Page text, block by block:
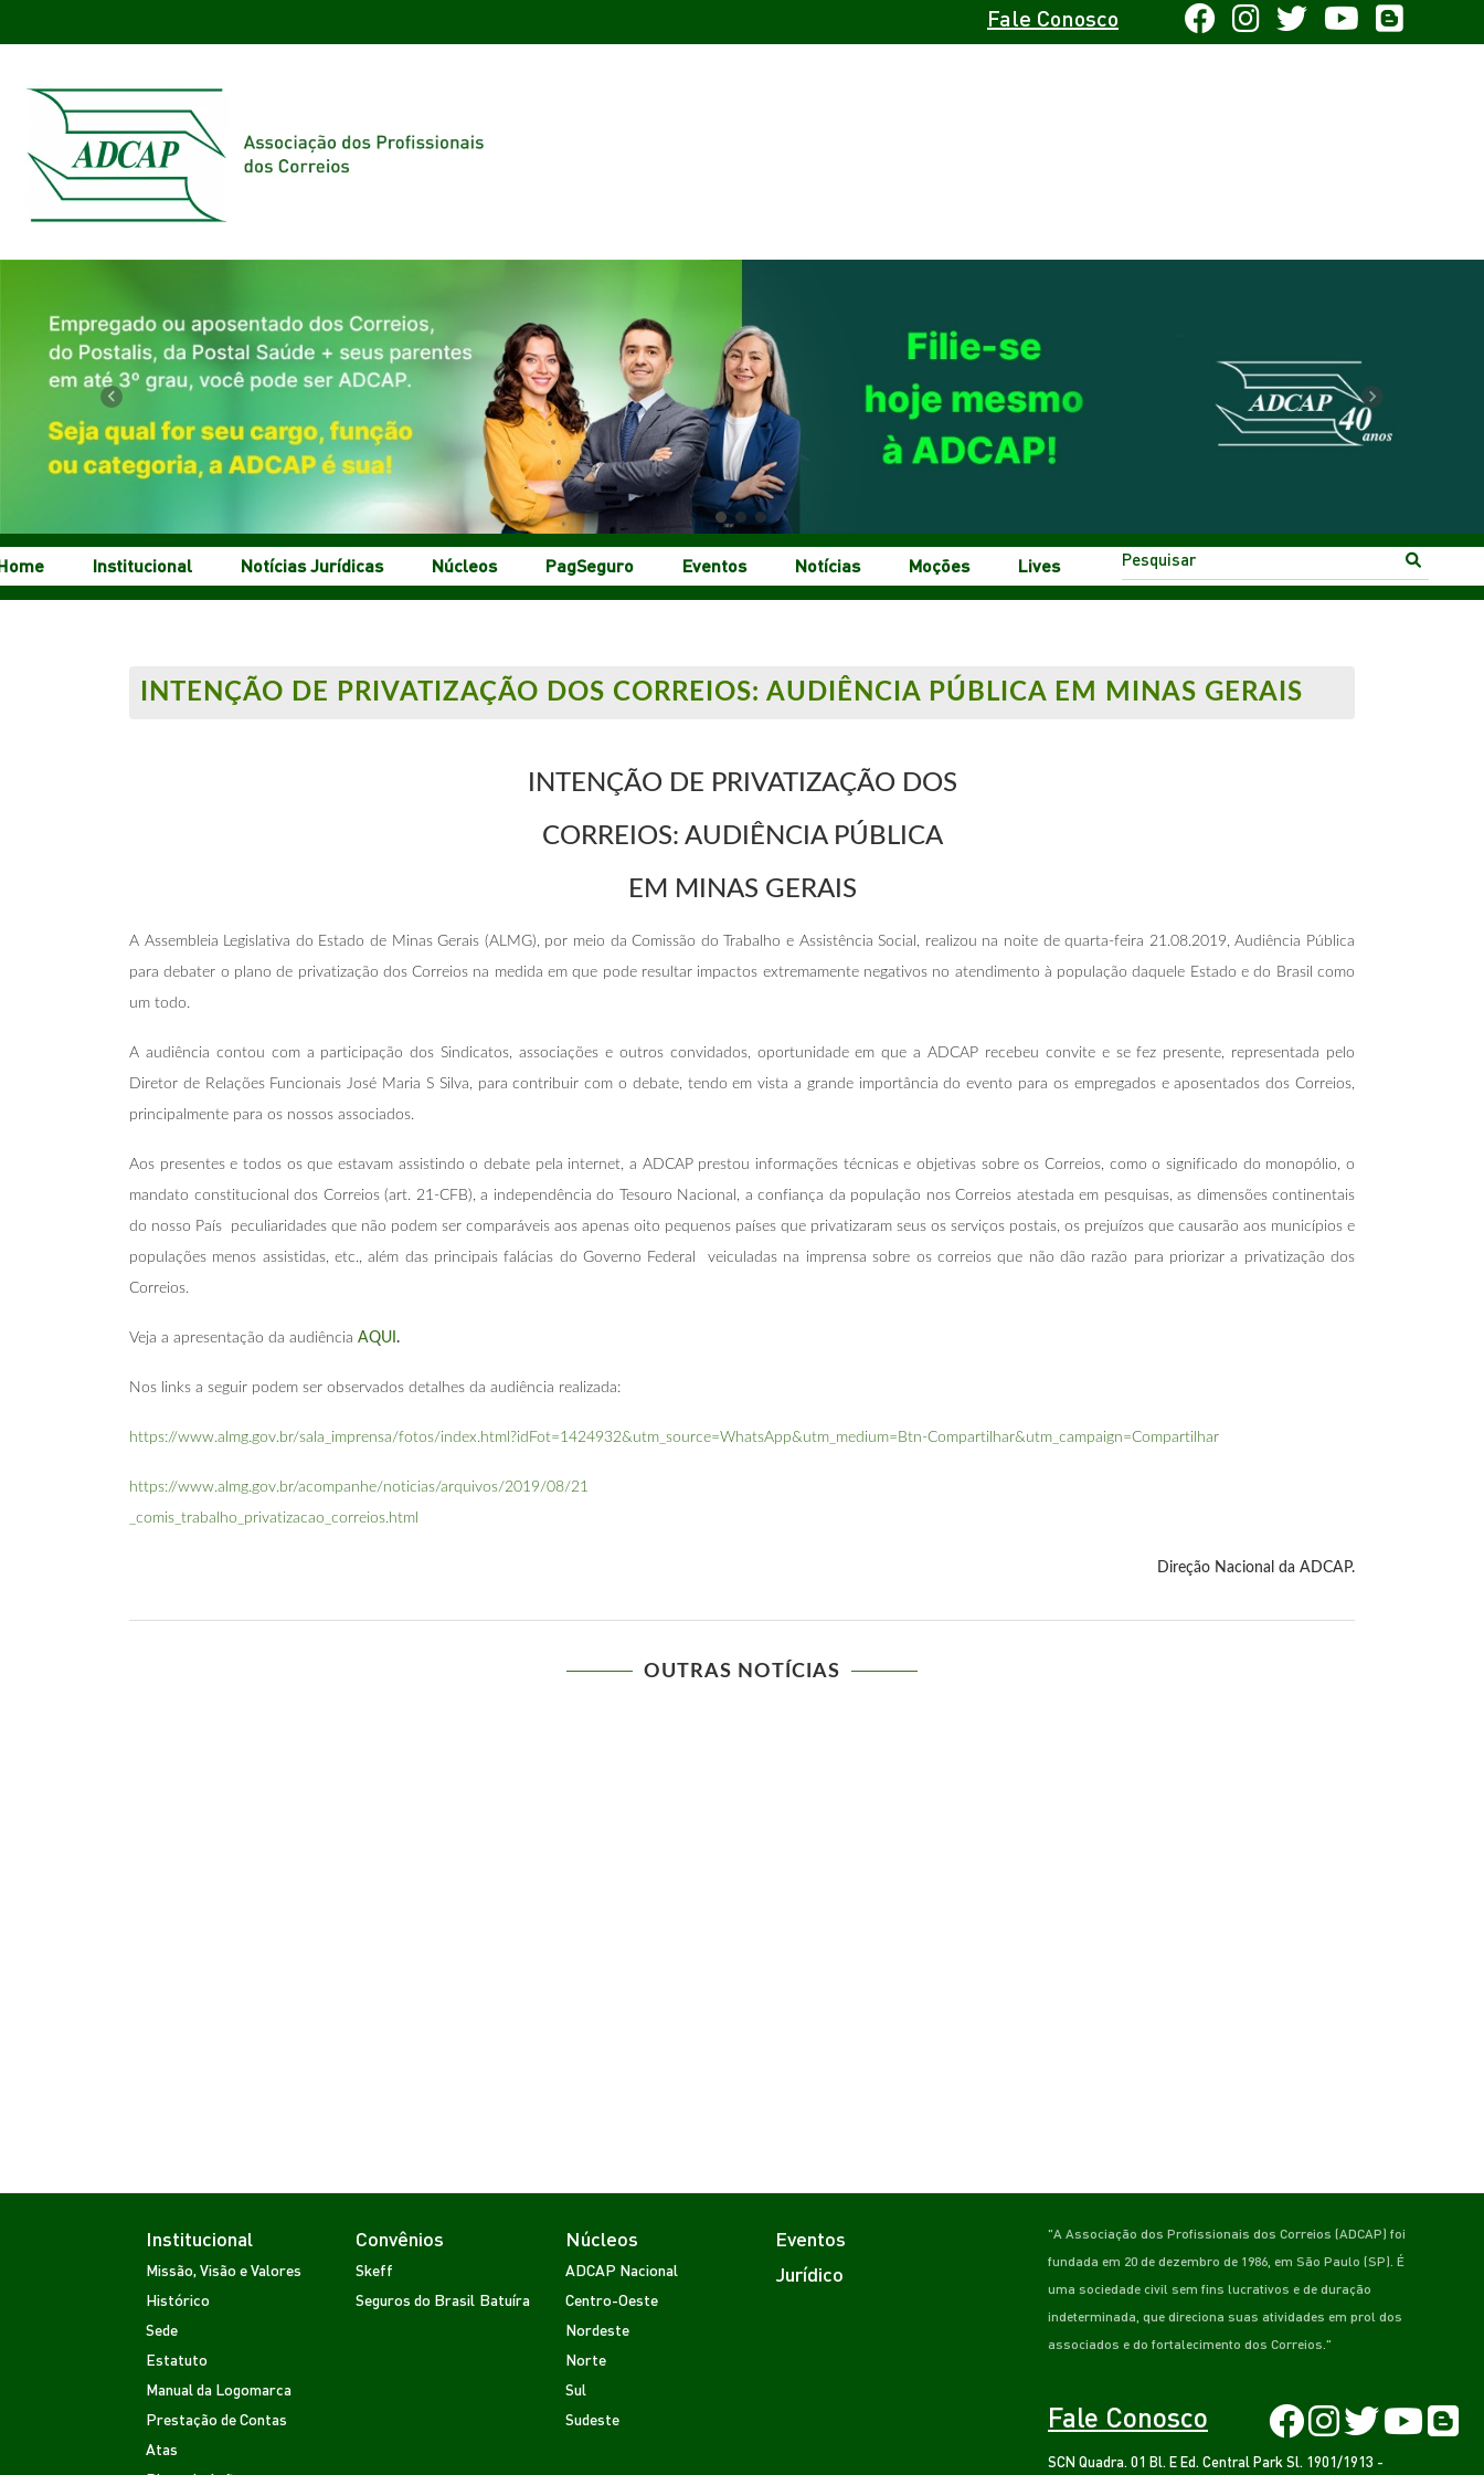
Fale Conosco
Previous Next
Institucional Notícias Jurídicas Núcleos PagSeguro Eventos Notícias Moções Lives
INTENÇÃO DE PRIVATIZAÇÃO DOS CORREIOS: AUDIÊNCIA PÚBLICA EM MINAS GERAIS
INTENÇÃO DE PRIVATIZAÇÃO DOS
CORREIOS: AUDIÊNCIA PÚBLICA
EM MINAS GERAIS
A Assembleia Legislativa do Estado de Minas Gerais (ALMG), por meio da Comissão do Trabalho e Assistência Social, realizou na noite de quarta-feira 21.08.2019, Audiência Pública
para debater o plano de privatização dos Correios na medida em que pode resultar impactos extremamente negativos no atendimento à população daquele Estado e do Brasil como
um todo.
A audiência contou com a participação dos Sindicatos, associações e outros convidados, oportunidade em que a ADCAP recebeu convite e se fez presente, representada pelo
Diretor de Relações Funcionais José Maria S Silva, para contribuir com o debate, tendo em vista a grande importância do evento para os empregados e aposentados dos Correios,
principalmente para os nossos associados.
Aos presentes e todos os que estavam assistindo o debate pela internet, a ADCAP prestou informações técnicas e objetivas sobre os Correios, como o significado do monopólio, o
mandato constitucional dos Correios (art. 21-CFB), a independência do Tesouro Nacional, a confiança da população nos Correios atestada em pesquisas, as dimensões continentais
do nosso País peculiaridades que não podem ser comparáveis aos apenas oito pequenos países que privatizaram seus os serviços postais, os prejuízos que causarão aos municípios e
populações menos assistidas, etc., além das principais falácias do Governo Federal veiculadas na imprensa sobre os correios que não dão razão para priorizar a privatização dos
Correios.
Veja a apresentação da audiência AQUI .
Nos links a seguir podem ser observados detalhes da audiência realizada:
https://www.almg.gov.br/sala_imprensa/fotos/index.html?idFot=1424932&utm_source=WhatsApp&utm_medium=Btn-Compartilhar&utm_campaign=Compartilhar
https://www.almg.gov.br/acompanhe/noticias/arquivos/2019/08/21
_comis_trabalho_privatizacao_correios.html
Direção Nacional da ADCAP.
OUTRAS NOTÍCIAS
Institucional
Missão, Visão e Valores
Histórico
Sede
Estatuto
Manual da Logomarca
Prestação de Contas
Atas
Convênios
Skeff
Seguros do Brasil Batuíra
Núcleos
ADCAP Nacional
Centro-Oeste
Nordeste
Norte
Sul
Sudeste
Eventos
Jurídico
"A Associação dos Profissionais dos Correios (ADCAP) foi
fundada em 20 de dezembro de 1986, em São Paulo (SP). É
uma sociedade civil sem fins lucrativos e de duração
indeterminada, que direciona suas atividades em prol dos
associados e do fortalecimento dos Correios."
Fale Conosco
SCN Quadra. 01 Bl. E Ed. Central Park Sl. 1901/1913 -